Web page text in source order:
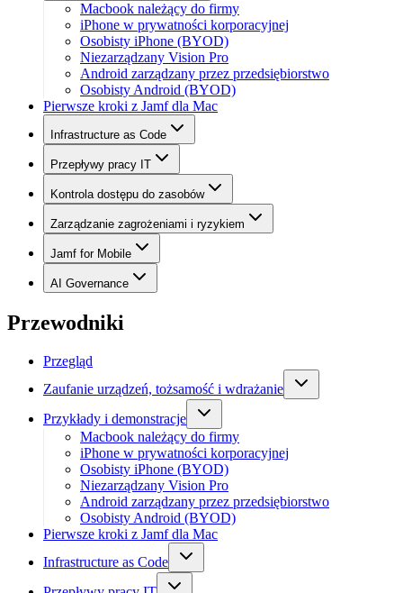
Macbook należący do firmy
iPhone w prywatności korporacyjnej
Osobisty iPhone (BYOD)
Niezarządzany Vision Pro
Android zarządzany przez przedsiębiorstwo
Osobisty Android (BYOD)
Pierwsze kroki z Jamf dla Mac
Infrastructure as Code
Przepływy pracy IT
Kontrola dostępu do zasobów
Zarządzanie zagrożeniami i ryzykiem
Jamf for Mobile
AI Governance
Przewodniki
Przegląd
Zaufanie urządzeń, tożsamość i wdrażanie
Przykłady i demonstracje
Macbook należący do firmy
iPhone w prywatności korporacyjnej
Osobisty iPhone (BYOD)
Niezarządzany Vision Pro
Android zarządzany przez przedsiębiorstwo
Osobisty Android (BYOD)
Pierwsze kroki z Jamf dla Mac
Infrastructure as Code